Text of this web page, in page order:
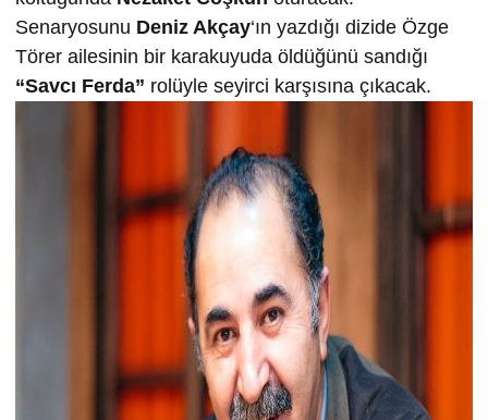
Senaryosunu Deniz Akçay‘ın yazdığı dizide Özge
Törer ailesinin bir karakuyuda öldüğünü sandığı
“Savcı Ferda” rolüyle seyirci karşısına çıkacak.